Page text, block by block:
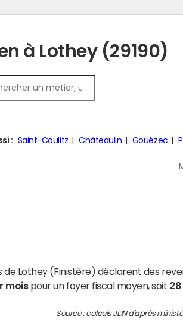
à Lothey (29190)
: Saint-Coulitz Châteaulin Gouézec
de Lothey (Finistère) déclarent des
moispour un foyer fiscal moyen, soit 28
Source : calculs JDN d'après